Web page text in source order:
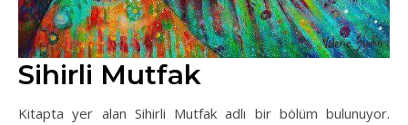
Sihirli Mutfak
Kitapta yer alan Sihirli Mutfak adlı bir bölüm bulunuyor.